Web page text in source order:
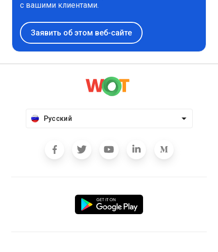
с вашими клиентами.
Заявить об этом веб-сайте
Русский